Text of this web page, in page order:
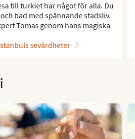
till turkiet har något för alla. Du
bad med spännande stadsliv.
Tomas genom hans magiska
sevärdheter